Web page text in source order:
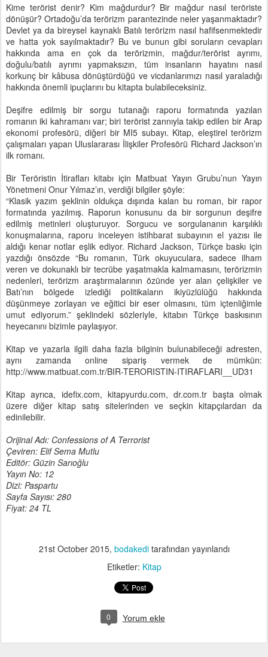
Kime terörist denir? Kim mağdurdur? Bir mağdur nasıl teröriste
dönüşür? Ortadoğu’da terörizm parantezinde neler yaşanmaktadır?
Devlet ya da bireysel kaynaklı Batılı terörizm nasıl hafifsenmektedir
ve hatta yok sayılmaktadır? Bu ve bunun gibi soruların cevapları
hakkında ama en çok da terörizmin, mağdur/terörist ayrımı,
doğulu/batılı ayrımı yapmaksızın, tüm insanların hayatını nasıl
korkunç bir kâbusa dönüştürdüğü ve vicdanlarımızı nasıl yaraladığı
hakkında önemli ipuçlarını bu kitapta bulabileceksiniz.
Deşifre edilmiş bir sorgu tutanağı raporu formatında yazılan
romanın iki kahramanı var; biri terörist zannıyla takip edilen bir Arap
ekonomi profesörü, diğeri bir MI5 subayı. Kitap, eleştirel terörizm
çalışmaları yapan Uluslararası İlişkiler Profesörü Richard Jackson’ın
ilk romanı.
Bir Teröristin İtirafları kitabı için Matbuat Yayın Grubu’nun Yayın
Yönetmeni Onur Yılmaz’ın, verdiği bilgiler şöyle:
“Klasik yazım şeklinin oldukça dışında kalan bu roman, bir rapor
formatında yazılmış. Raporun konusunu da bir sorgunun deşifre
edilmiş metinleri oluşturuyor. Sorgucu ve sorgulananın karşılıklı
konuşmalarına, raporu inceleyen istihbarat subayının el yazısı ile
aldığı kenar notlar eşlik ediyor. Richard Jackson, Türkçe baskı için
yazdığı önsözde “Bu romanın, Türk okuyuculara, sadece ilham
veren ve dokunaklı bir tecrübe yaşatmakla kalmamasını, terörizmin
nedenleri, terörizm araştırmalarının özünde yer alan çelişkiler ve
Batı’nın bölgede izlediği politikaların ikiyüzlülüğü hakkında
düşünmeye zorlayan ve eğitici bir eser olmasını, tüm içtenliğimle
umut ediyorum.” şeklindeki sözleriyle, kitabın Türkçe baskısının
heyecanını bizimle paylaşıyor.
Kitap ve yazarla ilgili daha fazla bilginin bulunabileceği adresten,
aynı zamanda online sipariş vermek de mümkün:
http://www.matbuat.com.tr/BIR-TERORISTIN-ITIRAFLARI__UD31
Kitap ayrıca, idefix.com, kitapyurdu.com, dr.com.tr başta olmak
üzere diğer kitap satış sitelerinden ve seçkin kitapçılardan da
edinilebilir.
Orijinal Adı: Confessions of A Terrorist
Çeviren: Elif Sema Mutlu
Editör: Güzin Sarıoğlu
Yayın No: 12
Dizi: Paspartu
Sayfa Sayısı: 280
Fiyat: 24 TL
21st October 2015, bodakeditarafından yayınlandı
Etiketler: Kitap
0 Yorum ekle